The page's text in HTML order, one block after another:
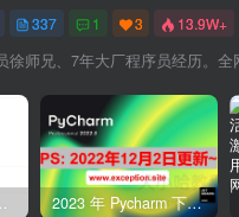
337 1 3 13.9W+
文（建议收藏） 2023 年 Pycharm 下载、激活、破解教程，亲测可用，长期更新